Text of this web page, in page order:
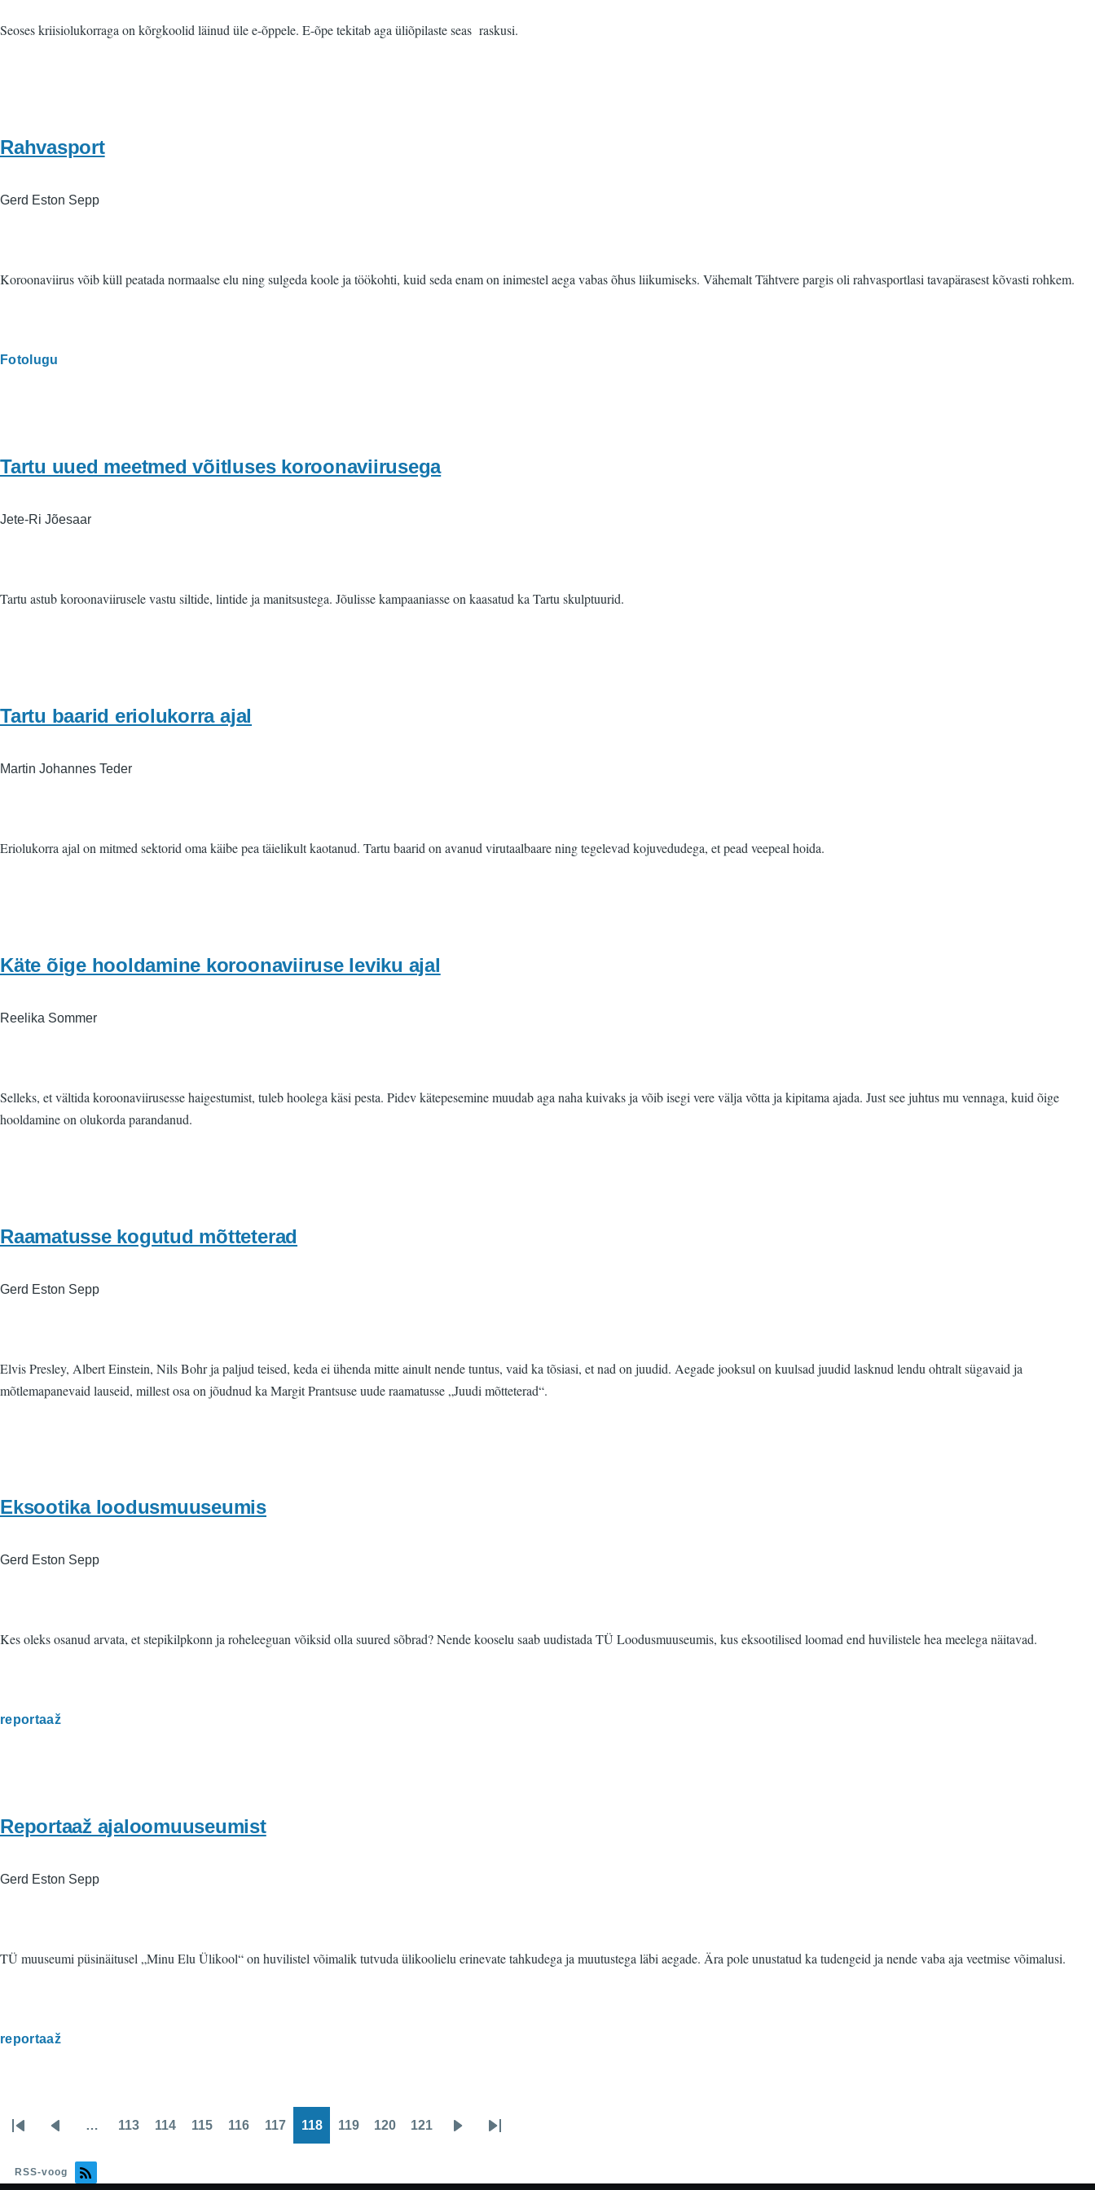
Seoses kriisiolukorraga on kõrgkoolid läinud üle e-õppele. E-õpe tekitab aga üliõpilaste seas raskusi.
Rahvasport
Gerd Eston Sepp
Koroonaviirus võib küll peatada normaalse elu ning sulgeda koole ja töökohti, kuid seda enam on inimestel aega vabas õhus liikumiseks. Vähemalt Tähtvere pargis oli rahvasportlasi tavapärasest kõvasti rohkem.
Fotolugu
Tartu uued meetmed võitluses koroonaviirusega
Jete-Ri Jõesaar
Tartu astub koroonaviirusele vastu siltide, lintide ja manitsustega. Jõulisse kampaaniasse on kaasatud ka Tartu skulptuurid.
Tartu baarid eriolukorra ajal
Martin Johannes Teder
Eriolukorra ajal on mitmed sektorid oma käibe pea täielikult kaotanud. Tartu baarid on avanud virutaalbaare ning tegelevad kojuvedudega, et pead veepeal hoida.
Käte õige hooldamine koroonaviiruse leviku ajal
Reelika Sommer
Selleks, et vältida koroonaviirusesse haigestumist, tuleb hoolega käsi pesta. Pidev kätepesemine muudab aga naha kuivaks ja võib isegi vere välja võtta ja kipitama ajada. Just see juhtus mu vennaga, kuid õige
hooldamine on olukorda parandanud.
Raamatusse kogutud mõtteterad
Gerd Eston Sepp
Elvis Presley, Albert Einstein, Nils Bohr ja paljud teised, keda ei ühenda mitte ainult nende tuntus, vaid ka tõsiasi, et nad on juudid. Aegade jooksul on kuulsad juudid lasknud lendu ohtralt sügavaid ja
mõtlemapanevaid lauseid, millest osa on jõudnud ka Margit Prantsuse uude raamatusse „Juudi mõtteterad“.
Eksootika loodusmuuseumis
Gerd Eston Sepp
Kes oleks osanud arvata, et stepikilpkonn ja roheleeguan võiksid olla suured sõbrad? Nende kooselu saab uudistada TÜ Loodusmuuseumis, kus eksootilised loomad end huvilistele hea meelega näitavad.
reportaaž
Reportaaž ajaloomuuseumist
Gerd Eston Sepp
TÜ muuseumi püsinäitusel „Minu Elu Ülikool“ on huvilistel võimalik tutvuda ülikoolielu erinevate tahkudega ja muutustega läbi aegade. Ära pole unustatud ka tudengeid ja nende vaba aja veetmise võimalusi.
reportaaž
Pagination
EsimeneEelmine
… 113 114 115 116 117 118 119 120 121
JärgmineViimane
RSS-voog